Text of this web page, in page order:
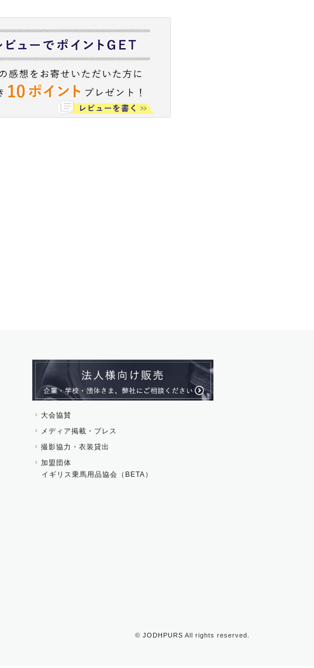
大会協賛
メディア掲載・プレス
撮影協力・衣装貸出
加盟団体
イギリス乗馬用品協会（BETA）
© JODHPURS All rights reserved.